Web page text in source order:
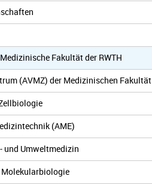
Fakultät der RWTH
(AVMZ) der Medizinischen Fakultät
(AME)
und Umweltmedizin